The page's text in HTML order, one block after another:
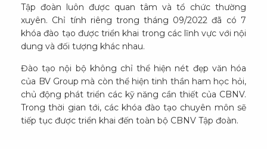
Tập đoàn luôn được quan tâm và tổ chức thường
xuyên. Chỉ tính riêng trong tháng 09/2022 đã có 7
khóa đào tạo được triển khai trong các lĩnh vực với nội
dung và đối tượng khác nhau.
Đào tạo nội bộ không chỉ thể hiện nét đẹp văn hóa
của BV Group mà còn thể hiện tinh thần ham học hỏi,
chủ động phát triển các kỹ năng cần thiết của CBNV.
Trong thời gian tới, các khóa đào tạo chuyên môn sẽ
tiếp tục được triển khai đến toàn bộ CBNV Tập đoàn.